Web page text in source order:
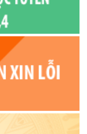
dân phố trên địa
trực HĐND, các